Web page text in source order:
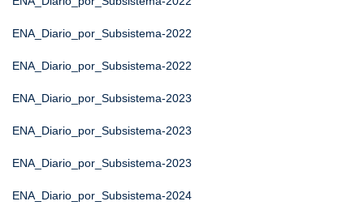
ENA_Diario_por_Subsistema-2022
ENA_Diario_por_Subsistema-2022
ENA_Diario_por_Subsistema-2023
ENA_Diario_por_Subsistema-2023
ENA_Diario_por_Subsistema-2023
ENA_Diario_por_Subsistema-2024